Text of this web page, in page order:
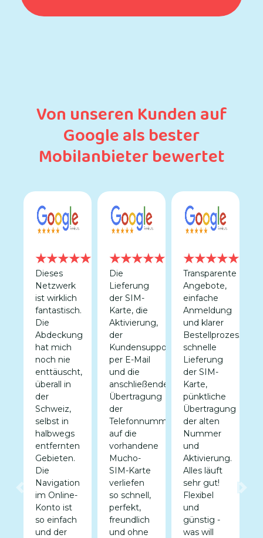
Von unseren Kunden auf
Google als bester
Mobilanbieter bewertet
★★★★★
Dieses
Netzwerk
ist wirklich
fantastisch.
Die
Abdeckung
hat mich
noch nie
enttäuscht,
überall in
der
Schweiz,
selbst in
halbwegs
entfernten
Gebieten.
Die
Navigation
im Online-
Konto ist
so einfach
und der
★★★★★
Die
Lieferung
der SIM-
Karte, die
Aktivierung,
der
Kundensupport
per E-Mail
und die
anschließende
Übertragung
der
Telefonnummer
auf die
vorhandene
Mucho-
SIM-Karte
verliefen
so schnell,
perfekt,
freundlich
und ohne
★★★★★
Transparente
Angebote,
einfache
Anmeldung
und klarer
Bestellprozess,
schnelle
Lieferung
der SIM-
Karte,
pünktliche
Übertragung
der alten
Nummer
und
Aktivierung.
Alles läuft
sehr gut!
Flexibel
und
günstig -
was will
Previous